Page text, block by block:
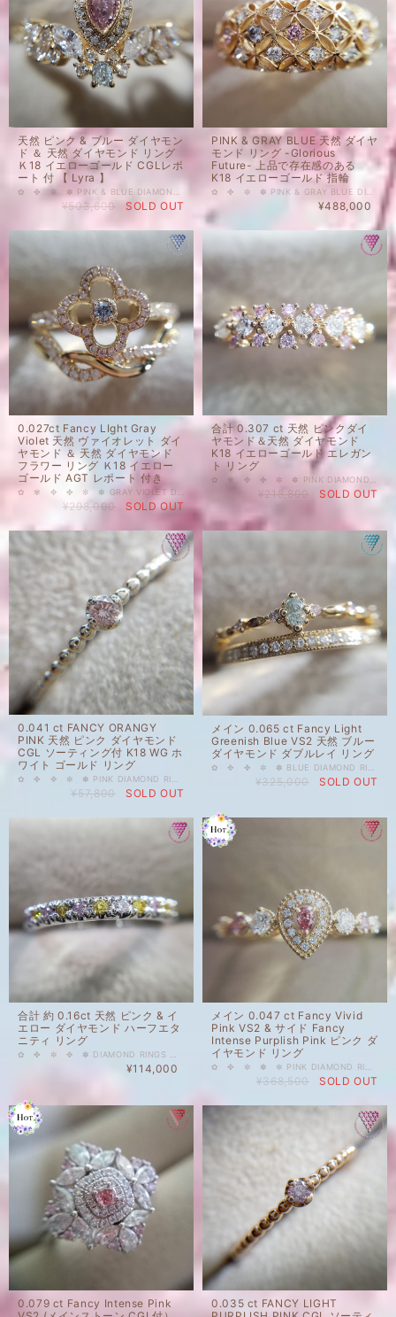
天然 ピンク & ブルー ダイヤモン
ド ＆ 天然 ダイヤモンド リング
Ｋ18 イエローゴールド CGLレポ
ート 付 【 Lyra 】
¥503,600 SOLD OUT
PINK & GRAY BLUE 天然 ダイヤ
モンド リング -Glorious
Future- 上品で存在感のある
K18 イエローゴールド 指輪
¥488,000
0.027ct Fancy LIght Gray
Violet 天然 ヴァイオレット ダイ
ヤモンド ＆ 天然 ダイヤモンド
フラワー リング Ｋ18 イエロー
ゴールド AGT レポート 付き
¥298,000 SOLD OUT
合計 0.307 ct 天然 ピンクダイ
ヤモンド＆天然 ダイヤモンド
K18 イエローゴールド エレガン
ト リング
¥218,800 SOLD OUT
0.041 ct FANCY ORANGY
PINK 天然 ピンク ダイヤモンド
CGL ソーティング付 K18 WG ホ
ワイト ゴールド リング
✿ ✤ ✥ ✼ ✽ PINK DIAMOND RING ❁ ✿ ✥ ✤ ✼ 0.041 ct FANCY ORANGY PINK 天然 ピンク ダイヤモンド CGL ソーティング付 K18 WG ホワイト ゴールド リング シンプルな 0.041 ct FANCY ORANGY PINK CGLソーティング付の18金ホワイトゴールドリング。華奢なリングです。 リングサイズ 11 号 （サイズ変更±2号）サイズ変更 7日前後 中央宝石研究所（CGL）さんのリングとしてのレポート（写真付）がご入用の場合は、別途6000円になります。10日前後のお時間がかかります。 国内在庫品 ※ 私どもで扱うダイヤモンドはすべて新品です。 ※ 画像は、商品・グレーディングレポートともに、サンプルではなく当該商品の画像です。本来の色に近くなるように撮影しておりますが、お使いのモニターによって色合いが異なる場合がございます。予めご了承の上でのご購入をお願いいたします。 色の起源もダイヤモンド自体も天然でございます。
¥57,800 SOLD OUT
メイン 0.065 ct Fancy Light
Greenish Blue VS2 天然 ブルー
ダイヤモンド ダブルレイ リング
¥325,000 SOLD OUT
合計 約 0.16ct 天然 ピンク & イ
エロー ダイヤモンド ハーフエタ
ニティ リング
✿ ✤ ✼ ✥ ✽ DIAMOND RINGS ❁ ✿ ✾ ✤ ✼ 合計 約 0.16ct 天然 ピンク & イエロー ダイヤモンド ハーフエタニティ リング 枠 Pt950（プラチナ） リングサイズ 7.5号（±2号調整可） トリートなしのきれいな天然ピンク & イエローダイヤモンドのハーフエタニティリング。なじみよくとても着用しやすいです。 イエローはFANCY INTENSE- VIVID、ピンクはLIGHT- FANCYあたりのMIXです。 年末特価での出品です。 ※レポートは付属しませんが、レポート取得代行可能です。料金は実費+手数料1100円になります。 国内在庫品 ※ 私どもで扱うダイヤモンドはすべて新品です。 ※ 画像は、商品・グレーディングレポートともに、サンプルではなく当該商品の画像です。本来の色に近くなるように自然光で撮影しておりますが、お使いのモニターによって色合いが異なる場合がございます。予めご了承の上でのご購入をお願いいたします。 色の起源もダイヤモンド自体も天然でございます。 #天然 #ダイヤモンド #天然ダイヤモンド #Fancy #ピンク #イエロー #Pink #Yellow #エタニティ #ピンクダイヤモンド #DIAMONDEXCHANGEFEDERATION
¥114,000
メイン 0.047 ct Fancy Vivid
Pink VS2 & サイド Fancy
Intense Purplish Pink ピンク ダ
イヤモンド リング
✿ ✤ ✼ ✽ ✻ PINK DIAMOND RING ❁ ✿ ✤ ✼ ✽ メイン 0.047 ct Fancy Vivid Pink VS2 (CGLソ付） サイド 0.021 ct Fancy Intense Purplish Pink SI2 (AGTソ付） サイド 0.022 ct Fancy Intense Purplish Pink SI2 (AGTソ付） サイド カラーレス メレ F-G SI UP 0.151 ct 天然 ピンク ダイヤモンド リング 枠 地金 K18 イエローゴールド フェイス最大幅 約7㎜ 濃厚なVIVID ストレートピンクダイヤをメイン、サイドに上品なINTENSE PURPLISH PINKを2点使用した、エレガントリング。仰々しくなりすぎず、さらりと普段使いもできるデザインだけれども、実はとても贅沢なリング。 とは言えVIVIDとINTENSEの放つ存在感は隠せません。 リングサイズ 11.5号 ±2号 サイズ調整ご相談可。（7営業日程度） 国内在庫品 ※ 私どもで扱うダイヤモンドはすべて新品です。 ※ 画像は、商品・グレーディングレポートともに、サンプルではなく当該商品の画像です。本来の色に近くなるように撮影しておりますが、お使いのモニターによって色合いが異なる場合がございます。予めご了承の上でのご購入をお願いいたします。 色の起源もダイヤモンド自体も天然でございます。 #ピンク #天然 #リング #ダイヤモンド #ストレートピンク #インテンス #インテンスピンク #ヴィヴィッドピンク #FancyVividPink #PURPLISHPINK #PINK #RING #DIAMOND EXCHANGE FEDERATION 他ルースを使用した、同デザインのリング作成等も可能でございます。 地金のご用意は、 Pt950 K18 YELLOW GOLD K18 PINK GOLD K18 WHITE GOLD となります。 どうぞお気軽にご相談くださいませ。
¥368,500 SOLD OUT
0.079 ct Fancy Intense Pink
0.035 ct FANCY LIGHT